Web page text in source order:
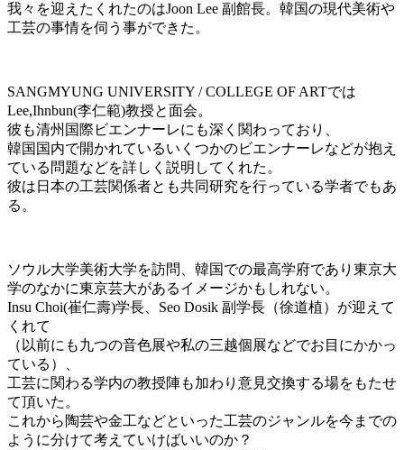
我々を迎えたくれたのはJoon Lee 副館長。韓国の現代美術や
工芸の事情を伺う事ができた。
SANGMYUNG UNIVERSITY / COLLEGE OF ARTでは
Lee,Ihnbun(李仁範)教授と面会。
彼も清州国際ビエンナーレにも深く関わっており、
韓国国内で開かれているいくつかのビエンナーレなどが抱え
ている問題などを詳しく説明してくれた。
彼は日本の工芸関係者とも共同研究を行っている学者でもあ
る。
ソウル大学美術大学を訪問、韓国での最高学府であり東京大
学のなかに東京芸大があるイメージかもしれない。
Insu Choi(崔仁壽)学長、Seo Dosik 副学長（徐道植）が迎えて
くれて
（以前にも九つの音色展や私の三越個展などでお目にかかっ
ている）、
工芸に関わる学内の教授陣も加わり意見交換する場をもたせ
て頂いた。
これから陶芸や金工などといった工芸のジャンルを今までの
ように分けて考えていけばいいのか？